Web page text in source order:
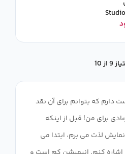
10
دارم که بتوانم برای آن نقد
برای من! قبل از اینکه
لذت می برم، ابتدا می